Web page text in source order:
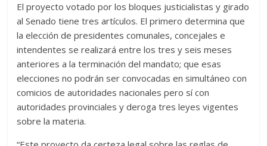
El proyecto votado por los bloques justicialistas y girado
al Senado tiene tres artículos. El primero determina que
la elección de presidentes comunales, concejales e
intendentes se realizará entre los tres y seis meses
anteriores a la terminación del mandato; que esas
elecciones no podrán ser convocadas en simultáneo con
comicios de autoridades nacionales pero sí con
autoridades provinciales y deroga tres leyes vigentes
sobre la materia.